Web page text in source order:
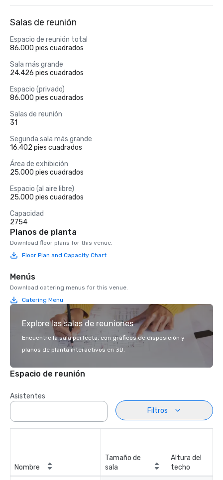
Salas de reunión
Espacio de reunión total
86.000 pies cuadrados
Sala más grande
24.426 pies cuadrados
Espacio (privado)
86.000 pies cuadrados
Salas de reunión
31
Segunda sala más grande
16.402 pies cuadrados
Área de exhibición
25.000 pies cuadrados
Espacio (al aire libre)
25.000 pies cuadrados
Capacidad
2754
Planos de planta
Download floor plans for this venue.
Floor Plan and Capacity Chart
Menús
Download catering menus for this venue.
Catering Menu
Explore las salas de reuniones
Encuentre la sala perfecta, con gráficos de disposición y
planos de planta interactivos en 3D.
Espacio de reunión
Asistentes
Filtros
Nombre
Tamaño de
sala
Altura del
techo